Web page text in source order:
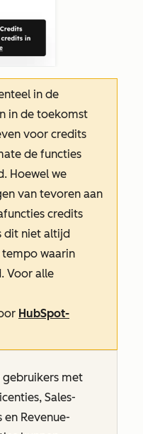
in de
in de toekomst
voor credits
de functies
Hoewel we
van tevoren aan
credits
dit niet altijd
waarin
Voor alle
HubSpot-
gebruikers met
Sales-
en Revenue-